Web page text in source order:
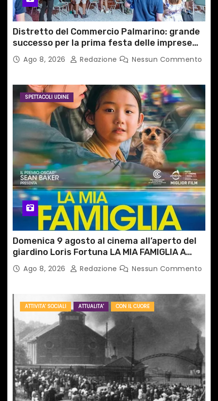
Distretto del Commercio Palmarino: grande
successo per la prima festa delle imprese
del territorio
Ago 8, 2026 Redazione Nessun Commento
SPETTACOLI UDINE
Domenica 9 agosto al cinema all’aperto del
giardino Loris Fortuna LA MIA FAMIGLIA A
TAIPEIAgo 8, 2026 Redazione Nessun Commento
ATTIVITA' SOCIALI ATTUALITA' CON IL CUORE